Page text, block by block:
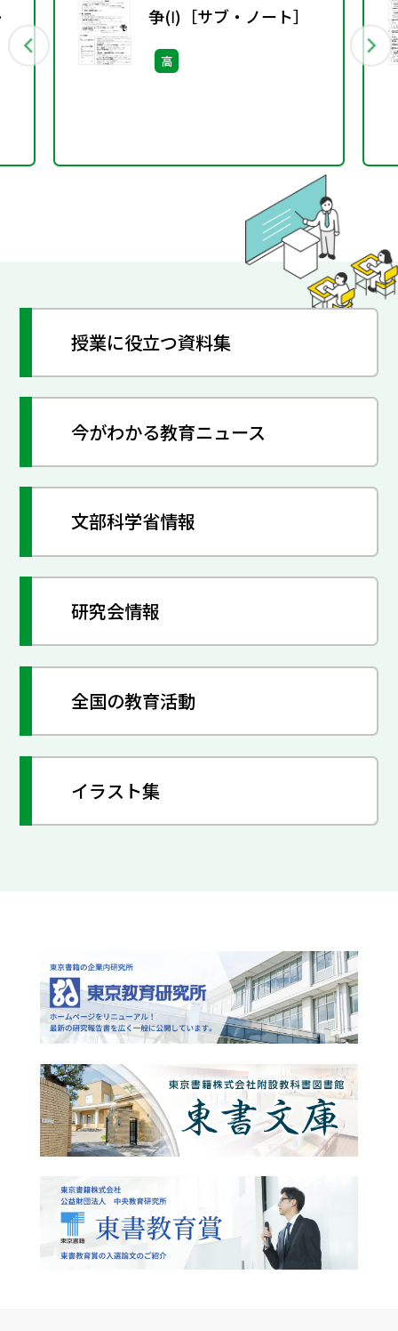
争(Ⅰ)［サブ・ノート］
高
授業に役立つ資料集
今がわかる教育ニュース
文部科学省情報
研究会情報
全国の教育活動
イラスト集